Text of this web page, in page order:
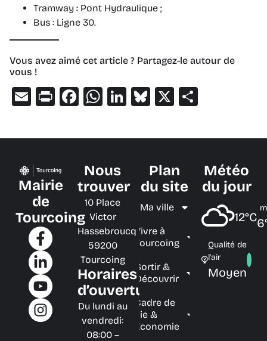
Tramway : Pont Hydraulique ;
Bus : Ligne 30.
Vous avez aimé cet article ? Partagez-le autour de
vous !
EmailPrintFacebook
WhatsApp
LinkedIn
Bluesky
X
Mairie
de
Tourcoing
Nous
trouver
10 Place
Victor
Hassebroucq
59200
Tourcoing
Horaires
d’ouverture
Du lundi au
vendredi:
08:00 –
Plan
du site
Ma ville
Vivre à
Tourcoing
Sortir &
Découvrir
Cadre de
vie &
Économie
Météo
du jour
12°C
Qualité de
l'air
Moyen